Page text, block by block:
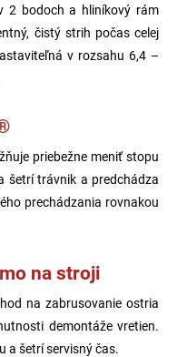
2 bodoch a hliníkový rám
čistý strih počas celej
v rozsahu 6,4 –
priebežne meniť stopu
šetrí trávnik a predchádza
prechádzania rovnakou
na stroji
na zabrusovanie ostria
demontáže vretien.
a šetrí servisný čas.